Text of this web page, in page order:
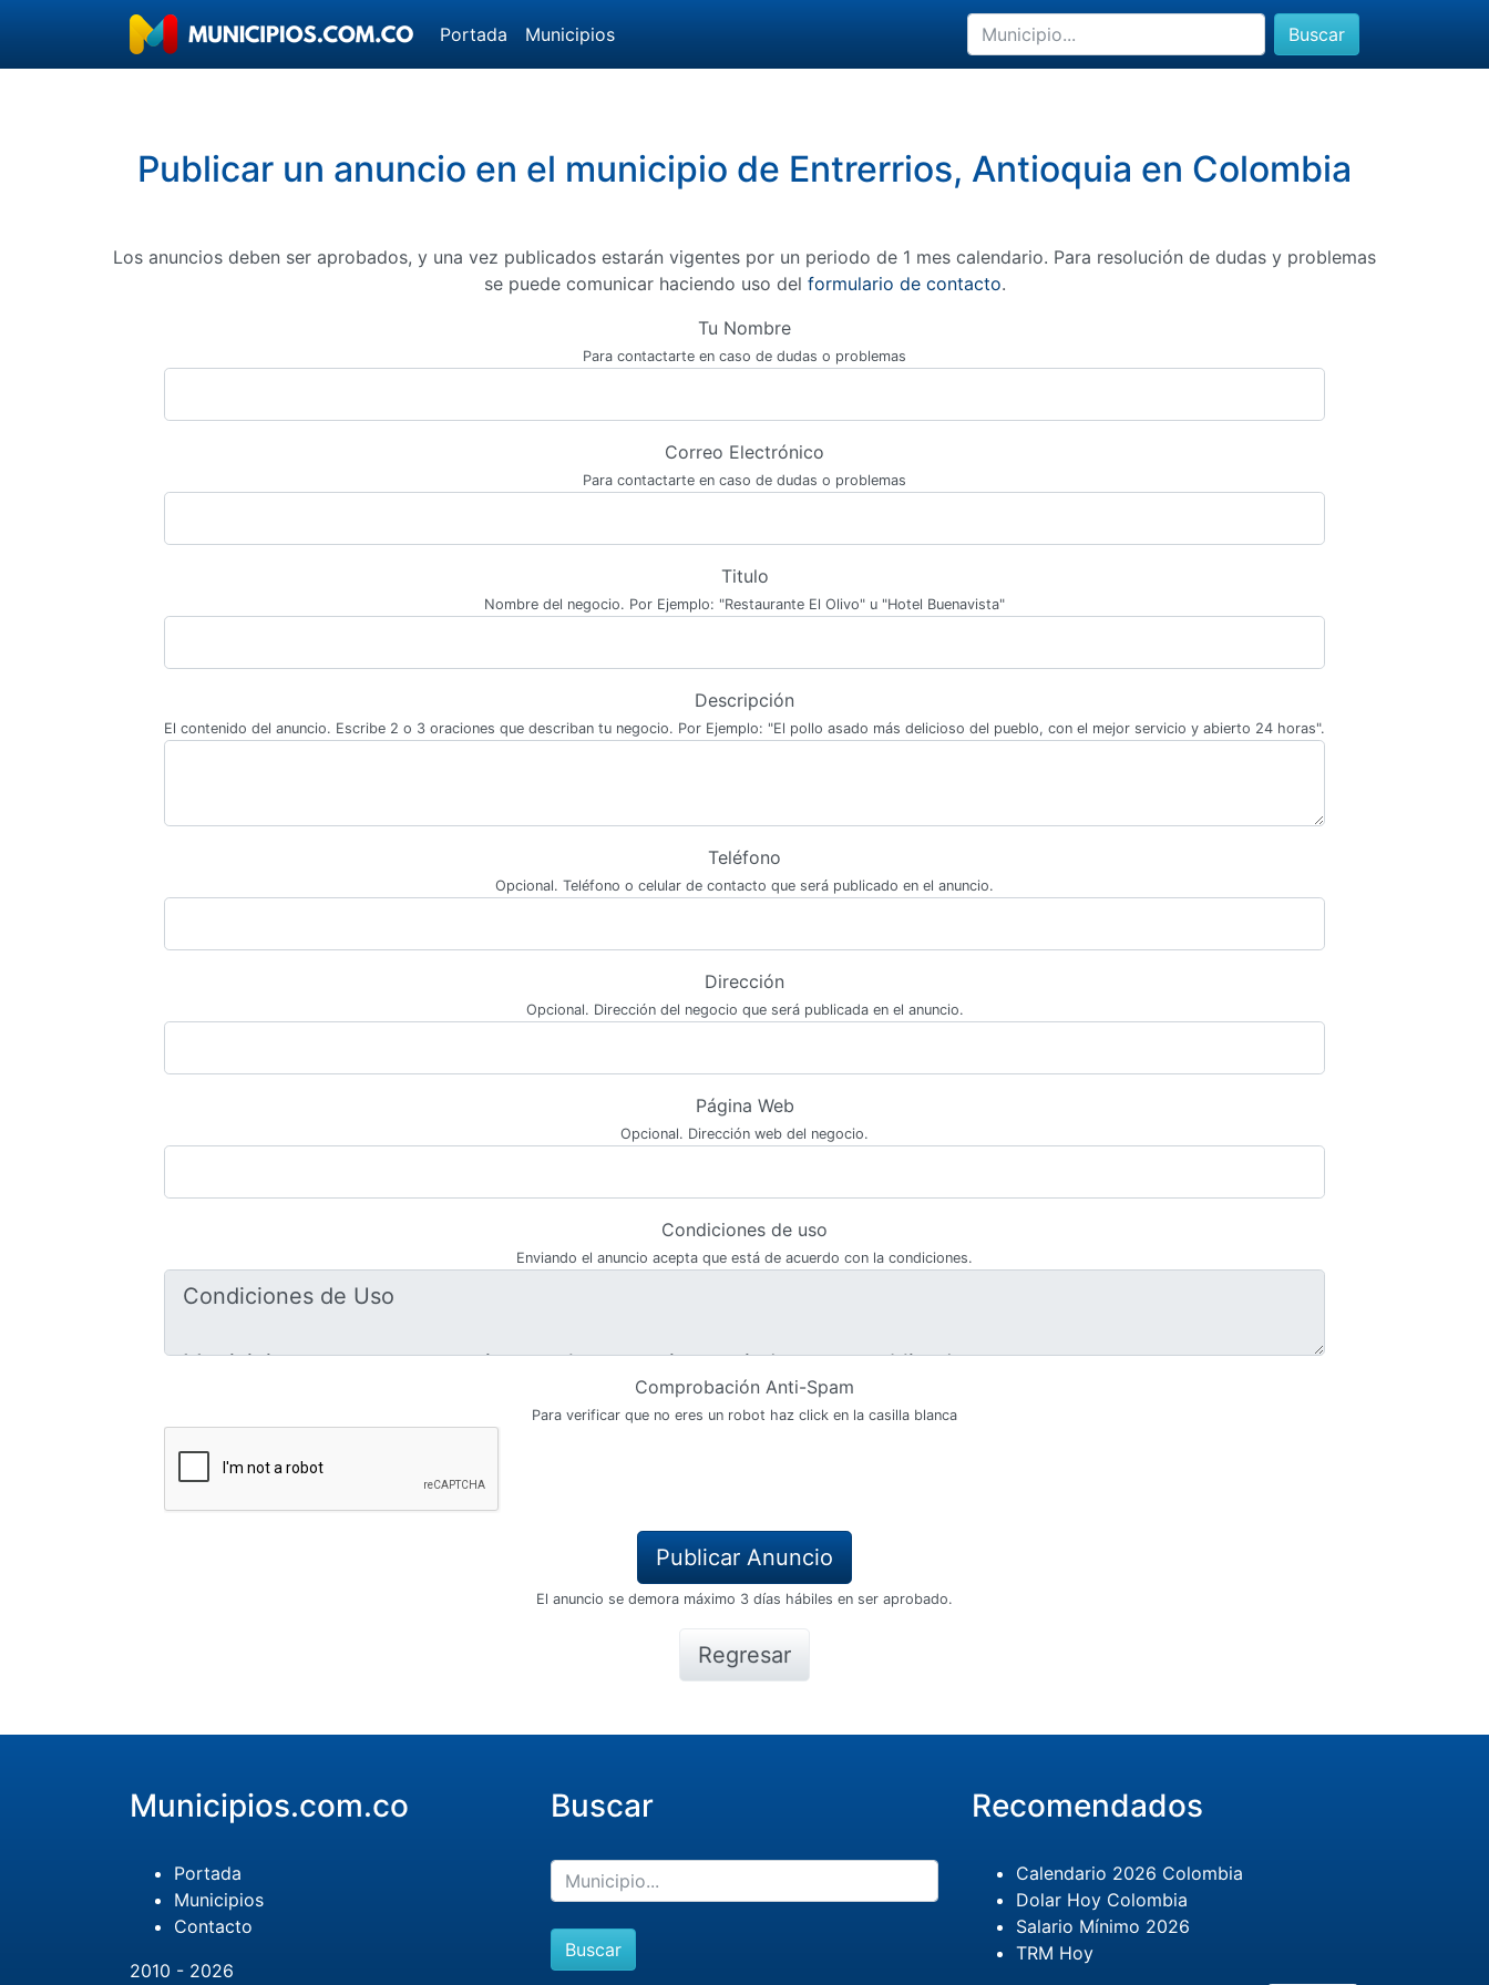
Portada Municipios Buscar
Publicar un anuncio en el municipio de Entrerrios, Antioquia en Colombia
Los anuncios deben ser aprobados, y una vez publicados estarán vigentes por un periodo de 1 mes calendario. Para resolución de dudas y problemas
se puede comunicar haciendo uso del formulario de contacto.
Tu Nombre
Para contactarte en caso de dudas o problemas
Correo Electrónico
Para contactarte en caso de dudas o problemas
Titulo
Nombre del negocio. Por Ejemplo: "Restaurante El Olivo" u "Hotel Buenavista"
Descripción
El contenido del anuncio. Escribe 2 o 3 oraciones que describan tu negocio. Por Ejemplo: "El pollo asado más delicioso del pueblo, con el mejor servicio y abierto 24 horas".
Teléfono
Opcional. Teléfono o celular de contacto que será publicado en el anuncio.
Dirección
Opcional. Dirección del negocio que será publicada en el anuncio.
Página Web
Opcional. Dirección web del negocio.
Condiciones de uso
Enviando el anuncio acepta que está de acuerdo con la condiciones.
Comprobación Anti-Spam
Para verificar que no eres un robot haz click en la casilla blanca
El anuncio se demora máximo 3 días hábiles en ser aprobado.
Regresar
Municipios.com.co
Portada
Municipios
Contacto
2010 - 2026
Buscar
Buscar
Recomendados
Calendario 2026 Colombia
Dolar Hoy Colombia
Salario Mínimo 2026
TRM Hoy